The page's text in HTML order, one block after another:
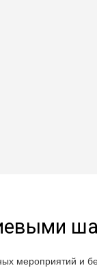
мероприятий и